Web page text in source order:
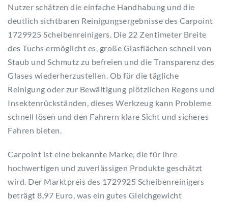
Nutzer schätzen die einfache Handhabung und die
deutlich sichtbaren Reinigungsergebnisse des Carpoint
1729925 Scheibenreinigers. Die 22 Zentimeter Breite
des Tuchs ermöglicht es, große Glasflächen schnell von
Staub und Schmutz zu befreien und die Transparenz des
Glases wiederherzustellen. Ob für die tägliche
Reinigung oder zur Bewältigung plötzlichen Regens und
Insektenrückständen, dieses Werkzeug kann Probleme
schnell lösen und den Fahrern klare Sicht und sicheres
Fahren bieten.
Carpoint ist eine bekannte Marke, die für ihre
hochwertigen und zuverlässigen Produkte geschätzt
wird. Der Marktpreis des 1729925 Scheibenreinigers
beträgt 8,97 Euro, was ein gutes Gleichgewicht